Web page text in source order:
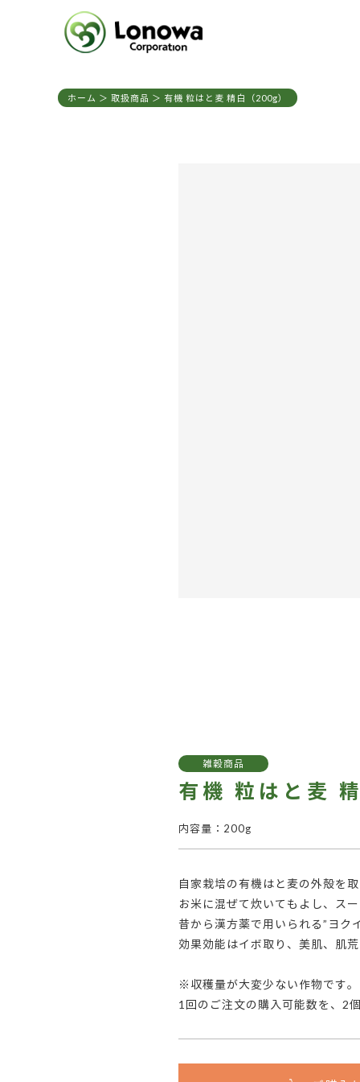
ホーム ＞ 取扱商品 ＞ 有機 粒はと麦 精白（200g）
雑穀商品
有機 粒はと麦
内容量：200g
自家栽培の有機はと麦の外殻を
お米に混ぜて炊いてもよし、ス
昔から漢方薬で用いられる”ヨク
効果効能はイボ取り、美肌、肌
※収穫量が大変少ない作物です。
1回のご注文の購入可能数を、2